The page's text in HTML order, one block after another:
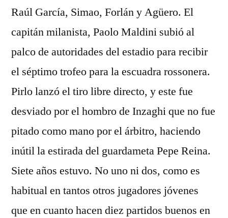
Raúl García, Simao, Forlán y Agüero. El
capitán milanista, Paolo Maldini subió al
palco de autoridades del estadio para recibir
el séptimo trofeo para la escuadra rossonera.
Pirlo lanzó el tiro libre directo, y este fue
desviado por el hombro de Inzaghi que no fue
pitado como mano por el árbitro, haciendo
inútil la estirada del guardameta Pepe Reina.
Siete años estuvo. No uno ni dos, como es
habitual en tantos otros jugadores jóvenes
que en cuanto hacen diez partidos buenos en